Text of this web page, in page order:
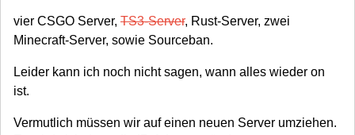
vier CSGO Server, TS3-Server, Rust-Server, zwei
Minecraft-Server, sowie Sourceban.
Leider kann ich noch nicht sagen, wann alles wieder on
ist.
Vermutlich müssen wir auf einen neuen Server umziehen.